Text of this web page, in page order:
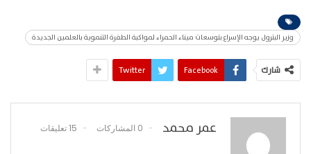
وزير البترول يوجه الإسراع بتوسعات ميناء الحمراء لمواكبة الطفرة التنموية بالعلمين الجديدة
شارك Facebook
Twitter
عمر محمد 0 المشاركات 15 تعليقات